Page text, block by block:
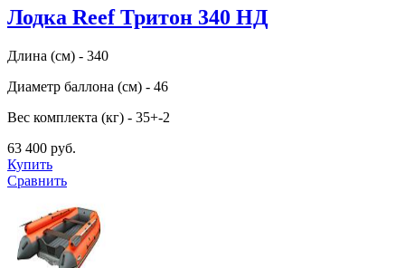
Лодка Reef Тритон 340 НД
Длина (см) - 340
Диаметр баллона (см) - 46
Вес комплекта (кг) - 35+-2
63 400 руб.
Купить
Сравнить